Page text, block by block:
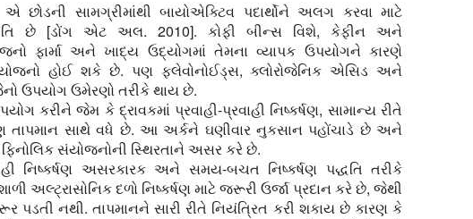
એ છોડની સામગ્રીમાંથી બાયોએક્ટિવ પદાર્થોને અલગ કરવા માટે
છે [ડોંગ એટ અલ. 2010]. કોફી બીન્સ વિશે, કેફીન અને
ફાર્મા અને ખાદ્ય ઉદ્યોગમાં તેમના વ્યાપક ઉપયોગને કારણે
હોઈ શકે છે. પણ ફ્લેવોનોઈડ્સ, ક્લોરોજેનિક એસિડ અને
ઉપયોગ ઉમેરણો તરીકે થાય છે.
કરીને જેમ કે દ્રાવકમાં પ્રવાહી-પ્રવાહી નિષ્કર્ષણ, સામાન્ય રીતે
તાપમાન સાથે વધે છે. આ અર્કને ઘણીવાર નુકસાન પહોંચાડે છે અને
સંયોજનોની સ્થિરતાને અસર કરે છે.
નિષ્કર્ષણ અસરકારક અને સમય-બચત નિષ્કર્ષણ પદ્ધતિ તરીકે
અલ્ટ્રાસોનિક દળો નિષ્કર્ષણ માટે જરૂરી ઉર્જા પ્રદાન કરે છે, જેથી
પડતી નથી. તાપમાનને સારી રીતે નિયંત્રિત કરી શકાય છે કારણ કે